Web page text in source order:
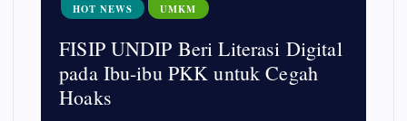
HOT NEWS UMKM
FISIP UNDIP Beri Literasi Digital
pada Ibu-ibu PKK untuk Cegah
Hoaks